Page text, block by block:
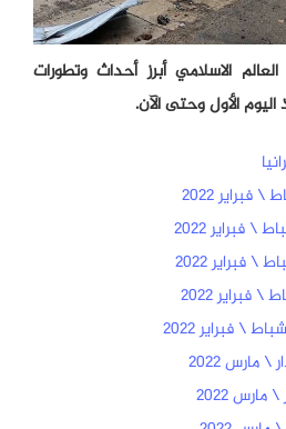
الاسلامي أبرز أحداث وتطورات
اليوم الأول وحتى الآن.